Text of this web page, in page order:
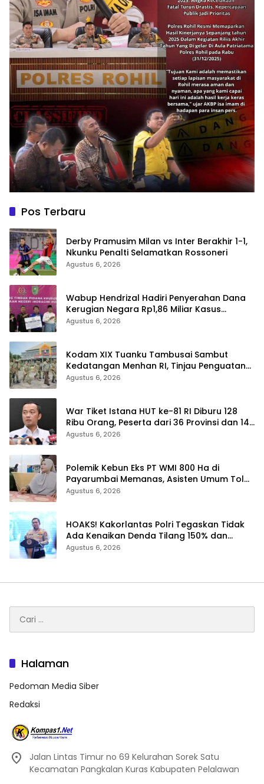
Pos Terbaru
Derby Pramusim Milan vs Inter Berakhir 1-1,
Nkunku Penalti Selamatkan Rossoneri
Agustus 6, 2026
Wabup Hendrizal Hadiri Penyerahan Dana
Kerugian Negara Rp1,86 Miliar Kasus
Korupsi BPR Indra Arta
Agustus 6, 2026
Kodam XIX Tuanku Tambusai Sambut
Kedatangan Menhan RI, Tinjau Penguatan
Yonif TP di Bengkalis dan Kampar
Agustus 6, 2026
War Tiket Istana HUT ke-81 RI Diburu 128
Ribu Orang, Peserta dari 36 Provinsi dan 14
Negara
Agustus 6, 2026
Polemik Kebun Eks PT WMI 800 Ha di
Payarumbai Memanas, Asisten Umum Tolak
Dikelola Agrinas dan Tantang Presiden
Agustus 6, 2026
HOAKS! Kakorlantas Polri Tegaskan Tidak
Ada Kenaikan Denda Tilang 150% dan
Tilang Manual Menyeluruh
Agustus 6, 2026
untuk:
Halaman
Pedoman Media Siber
Redaksi
Jalan Lintas Timur no 69 Kelurahan Sorek Satu
Kecamatan Pangkalan Kuras Kabupaten Pelalawan